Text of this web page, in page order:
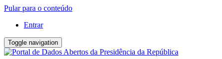
Pular para o conteúdo
Entrar
Toggle navigation